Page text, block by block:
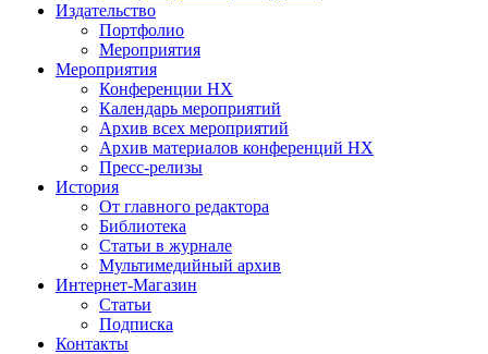
Издательство
Портфолио
Мероприятия
Мероприятия
Конференции НХ
Календарь мероприятий
Архив всех мероприятий
Архив материалов конференций НХ
Пресс-релизы
История
От главного редактора
Библиотека
Статьи в журнале
Мультимедийный архив
Интернет-Магазин
Статьи
Подписка
Контакты